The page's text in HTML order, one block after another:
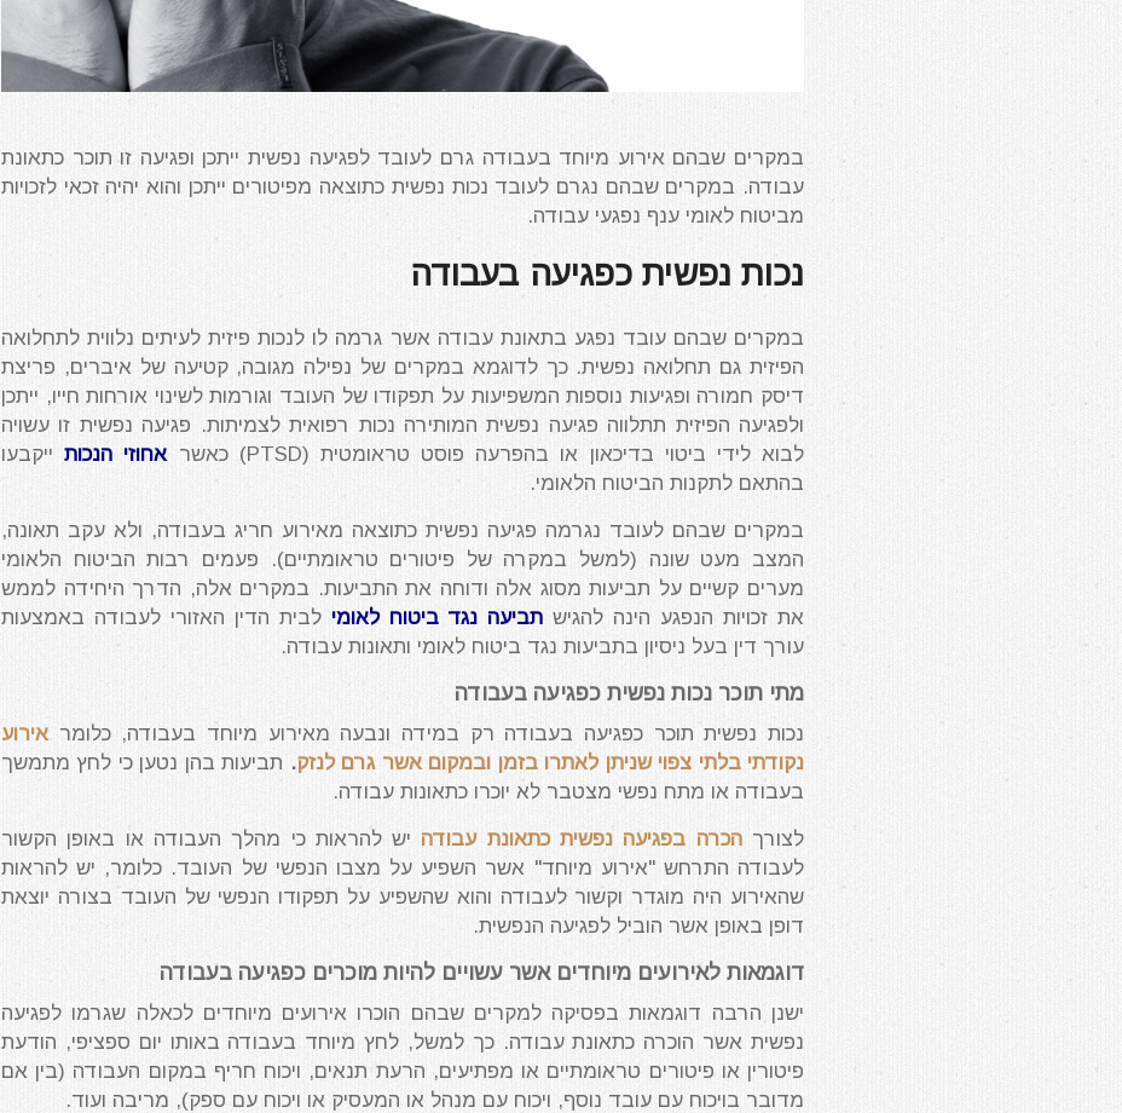
במקרים שבהם אירוע מיוחד בעבודה גרם לעובד לפגיעה נפשית ייתכן ופגיעה זו תוכר כתאונת
עבודה. במקרים שבהם נגרם לעובד נכות נפשית כתוצאה מפיטורים ייתכן והוא יהיה זכאי לזכויות
מביטוח לאומי ענף נפגעי עבודה.
נכות נפשית כפגיעה בעבודה
במקרים שבהם עובד נפגע בתאונת עבודה אשר גרמה לו לנכות פיזית לעיתים נלווית לתחלואה
הפיזית גם תחלואה נפשית. כך לדוגמא במקרים של נפילה מגובה, קטיעה של איברים, פריצת
דיסק חמורה ופגיעות נוספות המשפיעות על תפקודו של העובד וגורמות לשינוי אורחות חייו, ייתכן
ולפגיעה הפיזית תתלווה פגיעה נפשית המותירה נכות רפואית לצמיתות. פגיעה נפשית זו עשויה
לבוא לידי ביטוי בדיכאון או בהפרעה פוסט טראומטית (PTSD) כאשר
אחוזי הנכותייקבעו
בהתאם לתקנות הביטוח הלאומי.
במקרים שבהם לעובד נגרמה פגיעה נפשית כתוצאה מאירוע חריג בעבודה, ולא עקב תאונה,
המצב מעט שונה (למשל במקרה של פיטורים טראומתיים). פעמים רבות הביטוח הלאומי
מערים קשיים על תביעות מסוג אלה ודוחה את התביעות. במקרים אלה, הדרך היחידה לממש
את זכויות הנפגע הינה להגיש תביעה נגד ביטוח לאומי לבית הדין האזורי לעבודה באמצעות
עורך דין בעל ניסיון בתביעות נגד ביטוח לאומי ותאונות עבודה.
מתי תוכר נכות נפשית כפגיעה בעבודה
נכות נפשית תוכר כפגיעה בעבודה רק במידה ונבעה מאירוע מיוחד בעבודה, כלומר אירוע
נקודתי בלתי צפוי שניתן לאתרו בזמן ובמקום אשר גרם לנזק. תביעות בהן נטען כי לחץ מתמשך
בעבודה או מתח נפשי מצטבר לא יוכרו כתאונות עבודה.
לצורךהכרה בפגיעה נפשית כתאונת עבודה יש להראות כי מהלך העבודה או באופן הקשור
לעבודה התרחש "אירוע מיוחד" אשר השפיע על מצבו הנפשי של העובד. כלומר, יש להראות
שהאירוע היה מוגדר וקשור לעבודה והוא שהשפיע על תפקודו הנפשי של העובד בצורה יוצאת
דופן באופן אשר הוביל לפגיעה הנפשית.
דוגמאות לאירועים מיוחדים אשר עשויים להיות מוכרים כפגיעה בעבודה
ישנן הרבה דוגמאות בפסיקה למקרים שבהם הוכרו אירועים מיוחדים לכאלה שגרמו לפגיעה
נפשית אשר הוכרה כתאונת עבודה. כך למשל, לחץ מיוחד בעבודה באותו יום ספציפי, הודעת
פיטורין או פיטורים טראומתיים או מפתיעים, הרעת תנאים, ויכוח חריף במקום העבודה (בין אם
מדובר בויכוח עם עובד נוסף, ויכוח עם מנהל או המעסיק או ויכוח עם ספק), מריבה ועוד.